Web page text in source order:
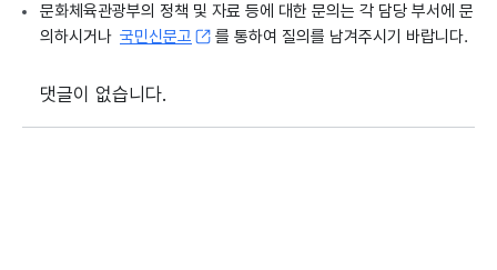
문화체육관광부의 정책 및 자료 등에 대한 문의는 각 담당 부서에 문
의하시거나 국민신문고 를 통하여 질의를 남겨주시기 바랍니다.
댓글이 없습니다.